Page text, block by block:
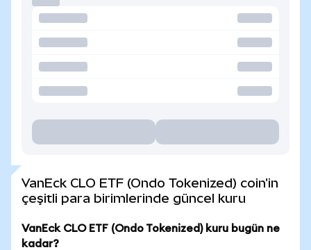
VanEck CLO ETF (Ondo Tokenized) coin'in
çeşitli para birimlerinde güncel kuru
VanEck CLO ETF (Ondo Tokenized) kuru bugün ne
kadar?